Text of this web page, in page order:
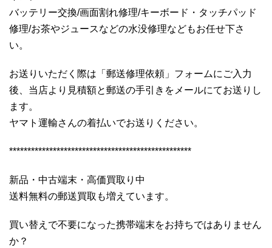
バッテリー交換/画面割れ修理/キーボード・タッチパッド
修理/お茶やジュースなどの水没修理などもお任せ下さ
い。
お送りいただく際は「郵送修理依頼」フォームにご入力
後、当店より見積額と郵送の手引きをメールにてお送りし
ます。
ヤマト運輸さんの着払いでお送りください。
**************************************************
新品・中古端末・高価買取り中
送料無料の郵送買取も増えています。
買い替えで不要になった携帯端末をお持ちではありません
か？